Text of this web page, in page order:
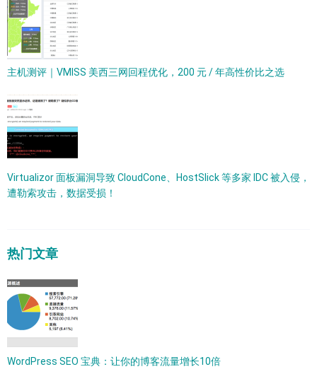
主机测评｜VMISS 美西三网回程优化，200 元 / 年高性价比之选
Virtualizor 面板漏洞导致 CloudCone、HostSlick 等多家 IDC 被入侵，
遭勒索攻击，数据受损！
热门文章
WordPress SEO 宝典：让你的博客流量增长10倍